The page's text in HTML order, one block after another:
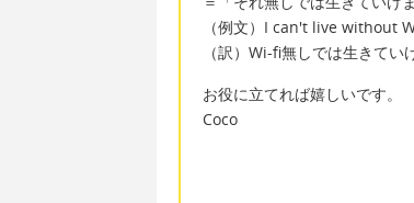
（例文）I can't live without
（訳）Wi-fi無しでは生きてい
お役に立てれば嬉しいです。
Coco